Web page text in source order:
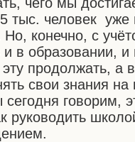
тыс. человек уже
конечно, с
и в образовании,
эту продолжать, а
свои знания на
говорим,
руководить